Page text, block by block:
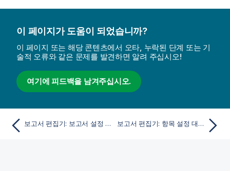
이 페이지가 도움이 되었습니까?
이 페이지 또는 해당 콘텐츠에서 오타, 누락된 단계 또는 기
술적 오류와 같은 문제를 발견하면 알려 주십시오!
여기에 피드백을 남겨주십시오.
보고서 편집기: 보고서 설정 대화 상자 보고서 편집기: 항목 설정 대화 상자